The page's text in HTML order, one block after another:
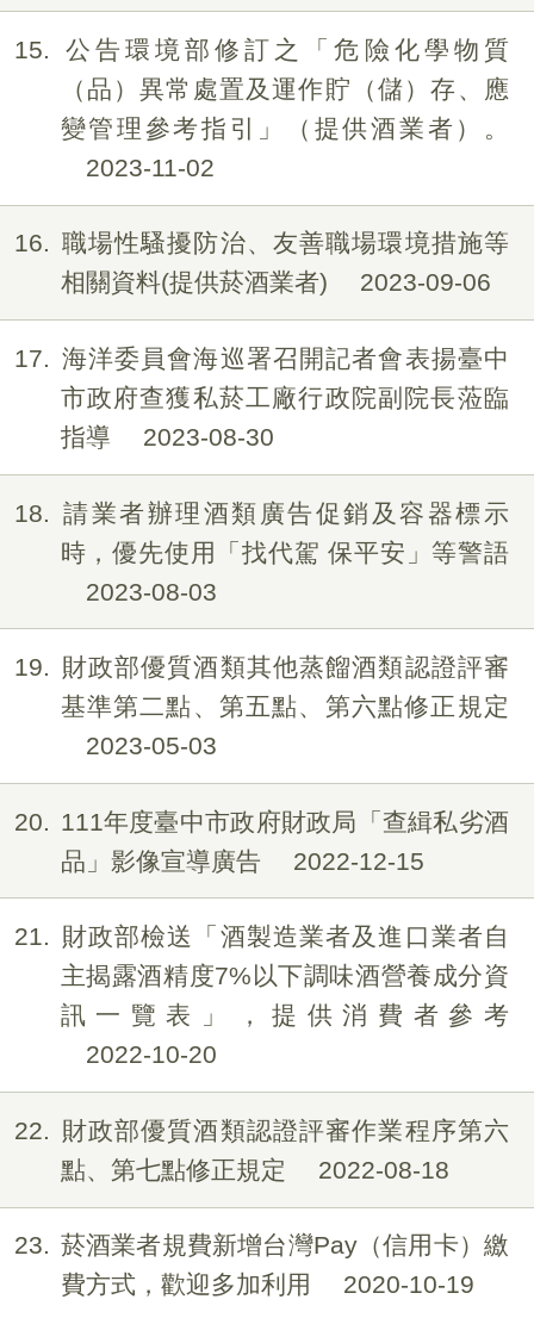
15
公告環境部修訂之「危險化學物質
（品）異常處置及運作貯（儲）存、應
變管理參考指引」（提供酒業者）。
2023-11-02
16
職場性騷擾防治、友善職場環境措施等
相關資料(提供菸酒業者)
2023-09-06
17
海洋委員會海巡署召開記者會表揚臺中
市政府查獲私菸工廠行政院副院長蒞臨
指導
2023-08-30
18
請業者辦理酒類廣告促銷及容器標示
時，優先使用「找代駕 保平安」等警語
2023-08-03
19
財政部優質酒類其他蒸餾酒類認證評審
基準第二點、第五點、第六點修正規定
2023-05-03
20
111年度臺中市政府財政局「查緝私劣酒
品」影像宣導廣告
2022-12-15
21
財政部檢送「酒製造業者及進口業者自
主揭露酒精度7%以下調味酒營養成分資
訊一覽表」，提供消費者參考
2022-10-20
22
財政部優質酒類認證評審作業程序第六
點、第七點修正規定
2022-08-18
23
菸酒業者規費新增台灣Pay（信用卡）繳
費方式，歡迎多加利用
2020-10-19